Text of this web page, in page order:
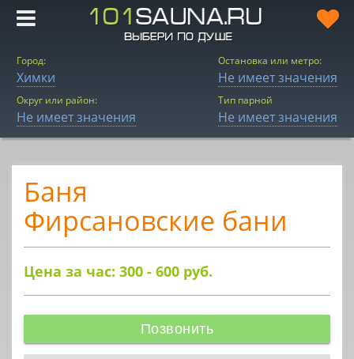
Город:
Химки
Округ или район:
Не имеет значения
Остановка или метро:
Не имеет значения
Тип парной
Не имеет значения
Баня
Фирсановские бани
Цена за час: 300 - 600 руб.
Позвонить